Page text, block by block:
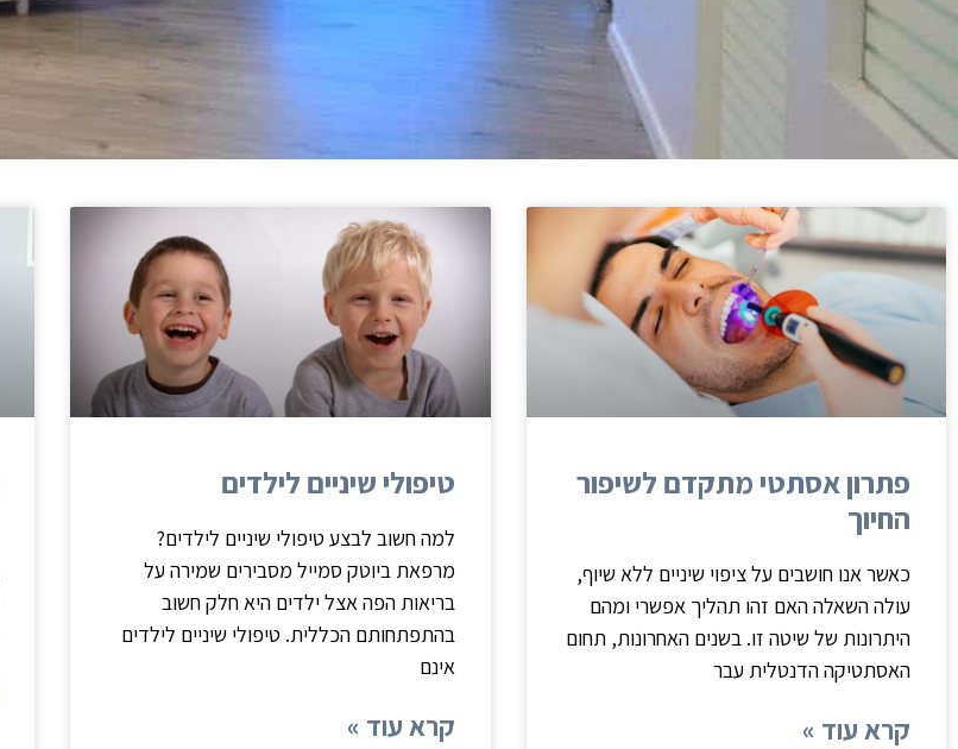
פתרון אסתטי מתקדם לשיפור
החיוך
כאשר אנו חושבים על ציפוי שיניים ללא שיוף,
עולה השאלה האם זהו תהליך אפשרי ומהם
היתרונות של שיטה זו. בשנים האחרונות, תחום
האסתטיקה הדנטלית עבר
קרא עוד »
טיפולי שיניים לילדים
למה חשוב לבצע טיפולי שיניים לילדים?
מרפאת ביוטק סמייל מסבירים שמירה על
בריאות הפה אצל ילדים היא חלק חשוב
בהתפתחותם הכללית. טיפולי שיניים לילדים
אינם
קרא עוד »